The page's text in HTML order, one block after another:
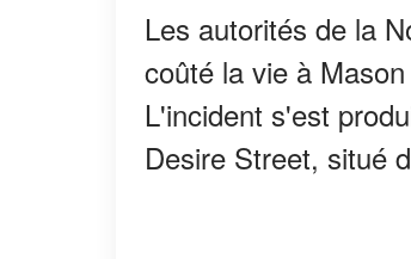
Les autorités de la
coûté la vie à
L'incident s'est
Desire Street, situé